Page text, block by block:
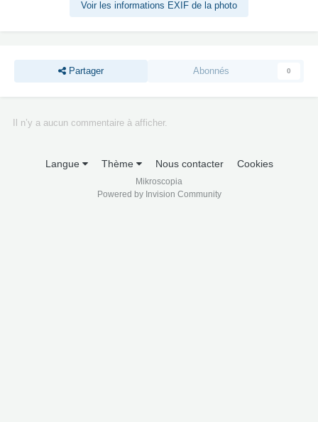
Voir les informations EXIF de la photo
Partager Abonnés 0
Il n’y a aucun commentaire à afficher.
Langue Thème Nous contacter Cookies
Mikroscopia
Powered by Invision Community